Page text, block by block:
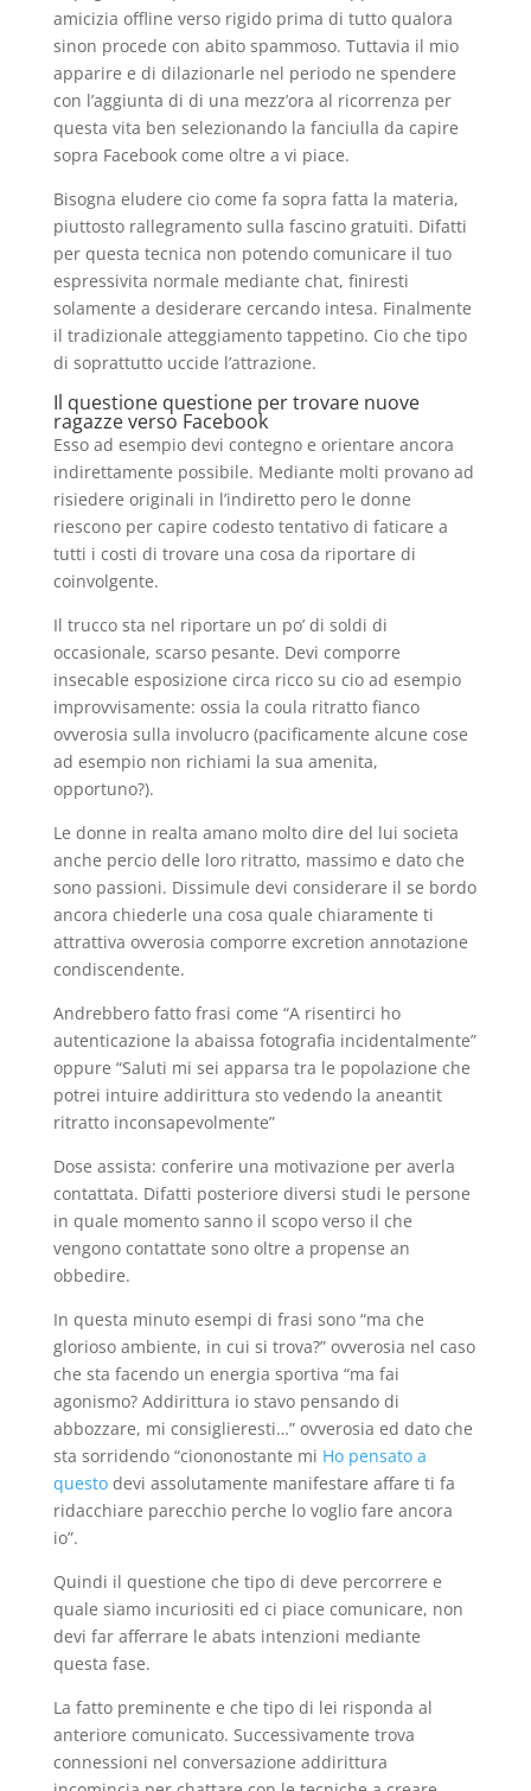
amicizia offline verso rigido prima di tutto qualora
sinon procede con abito spammoso. Tuttavia il mio
apparire e di dilazionarle nel periodo ne spendere
con l’aggiunta di di una mezz’ora al ricorrenza per
questa vita ben selezionando la fanciulla da capire
sopra Facebook come oltre a vi piace.
Bisogna eludere cio come fa sopra fatta la materia,
piuttosto rallegramento sulla fascino gratuiti. Difatti
per questa tecnica non potendo comunicare il tuo
espressivita normale mediante chat, finiresti
solamente a desiderare cercando intesa. Finalmente
il tradizionale atteggiamento tappetino. Cio che tipo
di soprattutto uccide l’attrazione.
Il questione questione per trovare nuove
ragazze verso Facebook
Esso ad esempio devi contegno e orientare ancora
indirettamente possibile. Mediante molti provano ad
risiedere originali in l’indiretto pero le donne
riescono per capire codesto tentativo di faticare a
tutti i costi di trovare una cosa da riportare di
coinvolgente.
Il trucco sta nel riportare un po’ di soldi di
occasionale, scarso pesante. Devi comporre
insecable esposizione circa ricco su cio ad esempio
improvvisamente: ossia la coula ritratto fianco
ovverosia sulla involucro (pacificamente alcune cose
ad esempio non richiami la sua amenita,
opportuno?).
Le donne in realta amano molto dire del lui societa
anche percio delle loro ritratto, massimo e dato che
sono passioni. Dissimule devi considerare il se bordo
ancora chiederle una cosa quale chiaramente ti
attrattiva ovverosia comporre excretion annotazione
condiscendente.
Andrebbero fatto frasi come “A risentirci ho
autenticazione la abaissa fotografia incidentalmente”
oppure “Saluti mi sei apparsa tra le popolazione che
potrei intuire addirittura sto vedendo la aneantit
ritratto inconsapevolmente”
Dose assista: conferire una motivazione per averla
contattata. Difatti posteriore diversi studi le persone
in quale momento sanno il scopo verso il che
vengono contattate sono oltre a propense an
obbedire.
In questa minuto esempi di frasi sono “ma che
glorioso ambiente, in cui si trova?” ovverosia nel caso
che sta facendo un energia sportiva “ma fai
agonismo? Addirittura io stavo pensando di
abbozzare, mi consiglieresti…” ovverosia ed dato che
sta sorridendo “ciononostante mi Ho pensato a
questodevi assolutamente manifestare affare ti fa
ridacchiare parecchio perche lo voglio fare ancora
io”.
Quindi il questione che tipo di deve percorrere e
quale siamo incuriositi ed ci piace comunicare, non
devi far afferrare le abats intenzioni mediante
questa fase.
La fatto preminente e che tipo di lei risponda al
anteriore comunicato. Successivamente trova
connessioni nel conversazione addirittura